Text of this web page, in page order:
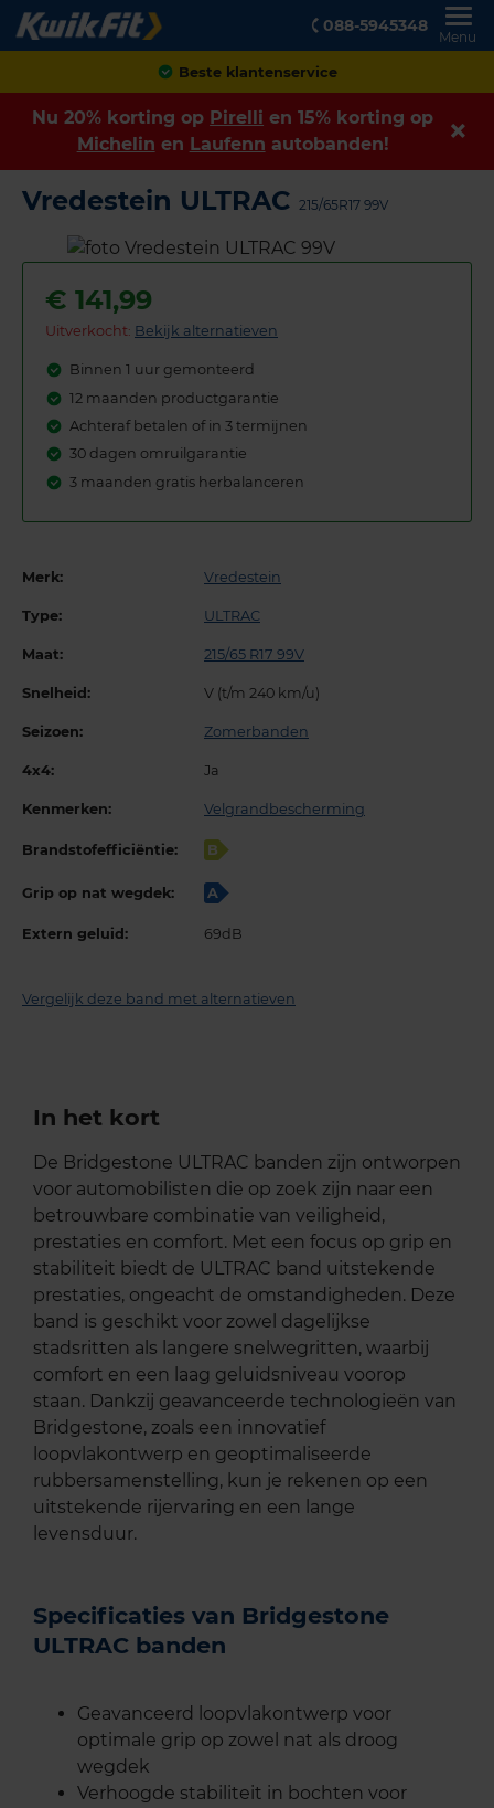
088-5945348
Menu
Achteraf betalen
Nu 20% korting op Pirelli en 15% korting op
Michelin en Laufenn autobanden!
Vredestein ULTRAC 215/65R17 99V
€ 141,99
Uitverkocht: Bekijk alternatieven
Binnen 1 uur gemonteerd
12 maanden productgarantie
Achteraf betalen of in 3 termijnen
30 dagen omruilgarantie
3 maanden gratis herbalanceren
Merk: Vredestein
Type: ULTRAC
Maat: 215/65 R17 99V
Snelheid: V (t/m 240 km/u)
Seizoen: Zomerbanden
4x4: Ja
Kenmerken: Velgrandbescherming
Brandstofefficiëntie: B
Grip op nat wegdek: A
Extern geluid: 69dB
Vergelijk deze band met alternatieven
In het kort
De Bridgestone ULTRAC banden zijn ontworpen
voor automobilisten die op zoek zijn naar een
betrouwbare combinatie van veiligheid,
prestaties en comfort. Met een focus op grip en
stabiliteit biedt de ULTRAC band uitstekende
prestaties, ongeacht de omstandigheden. Deze
band is geschikt voor zowel dagelijkse
stadsritten als langere snelwegritten, waarbij
comfort en een laag geluidsniveau voorop
staan. Dankzij geavanceerde technologieën van
Bridgestone, zoals een innovatief
loopvlakontwerp en geoptimaliseerde
rubbersamenstelling, kun je rekenen op een
uitstekende rijervaring en een lange
levensduur.
Specificaties van Bridgestone
ULTRAC banden
Geavanceerd loopvlakontwerp voor
optimale grip op zowel nat als droog
wegdek
Verhoogde stabiliteit in bochten voor